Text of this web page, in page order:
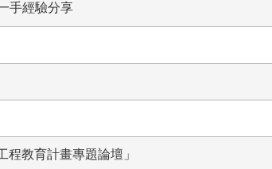
手經驗分享
程教育計畫專題論壇」